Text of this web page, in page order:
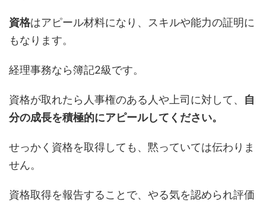
資格はアピール材料になり、スキルや能力の証明に
もなります。
経理事務なら簿記2級です。
資格が取れたら人事権のある人や上司に対して、 自
分の成長を積極的にアピールしてください。
せっかく資格を取得しても、黙っていては伝わりま
せん。
資格取得を報告することで、やる気を認められ評価